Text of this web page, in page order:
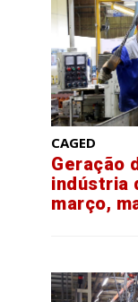
CAGED
Geração
indústria
março,